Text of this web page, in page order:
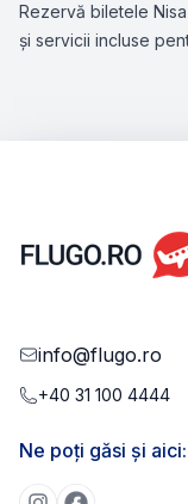
Rezervă biletele
și servicii incluse
info@flugo.ro
+40 31 100 4444
Ne poți găsi și aici: